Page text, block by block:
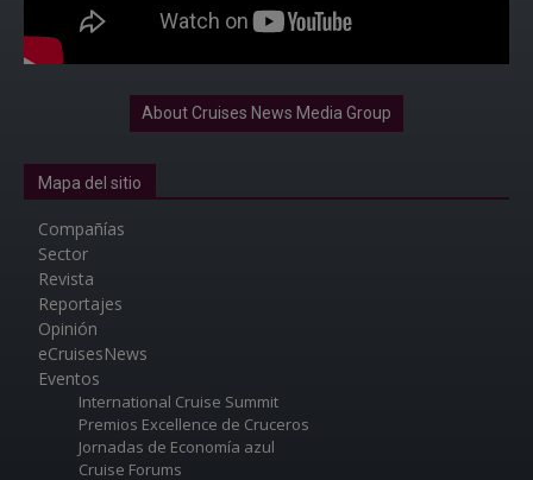
About Cruises News Media Group
Mapa del sitio
Compañías
Sector
Revista
Reportajes
Opinión
eCruisesNews
Eventos
International Cruise Summit
Premios Excellence de Cruceros
Jornadas de Economía azul
Cruise Forums